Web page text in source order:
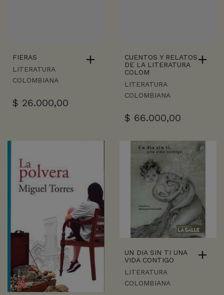
FIERAS
LITERATURA
COLOMBIANA
$ 26.000,00
CUENTOS Y RELATOS
DE LA LITERATURA
COLOM
LITERATURA
COLOMBIANA
$ 66.000,00
UN DIA SIN TI UNA
VIDA CONTIGO
LITERATURA
COLOMBIANA